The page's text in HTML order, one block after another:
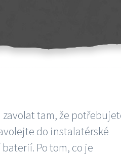
tam, že
do instalatérské
Po tom, co je